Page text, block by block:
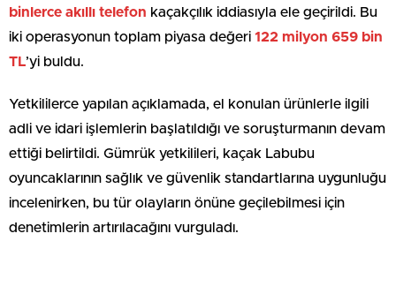
binlerce akıllı telefon kaçakçılık iddiasıyla ele geçirildi. Bu
iki operasyonun toplam piyasa değeri 122 milyon 659 bin
TL’yi buldu.
Yetkililerce yapılan açıklamada, el konulan ürünlerle ilgili
adli ve idari işlemlerin başlatıldığı ve soruşturmanın devam
ettiği belirtildi. Gümrük yetkilileri, kaçak Labubu
oyuncaklarının sağlık ve güvenlik standartlarına uygunluğu
incelenirken, bu tür olayların önüne geçilebilmesi için
denetimlerin artırılacağını vurguladı.